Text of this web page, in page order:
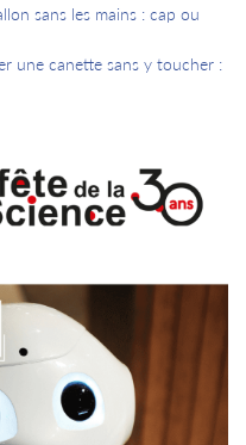
sans les mains : cap ou
une canette sans y toucher :